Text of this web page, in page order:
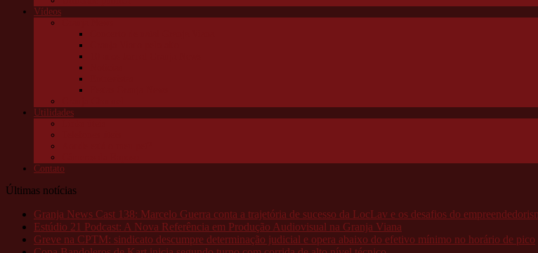
Vídeos
Utilidades
Contato
Últimas notícias
Granja News Cast 138: Marcelo Guerra conta a trajetória de sucesso da LocLav e os desafios do
Estúdio 21 Podcast: A Nova Referência em Produção Audiovisual na Granja Viana
Greve na CPTM: sindicato descumpre determinação judicial e opera abaixo do efetivo mínimo no horário de pico